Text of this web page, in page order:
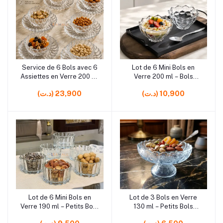
Ajouter au panier
Service de 6 Bols avec 6
Assiettes en Verre 200 ml
Desserts et Service de
(د.ت) 23,900
Ajouter au panier
Lot de 6 Mini Bols en
Verre 200 ml – Bols
Fruits, Sauces et Apéritifs
(د.ت) 10,900
Ajouter au panier
Lot de 6 Mini Bols en
Verre 190 ml – Petits Bols
Ajouter au panier
Lot de 3 Bols en Verre
130 ml – Petits Bols